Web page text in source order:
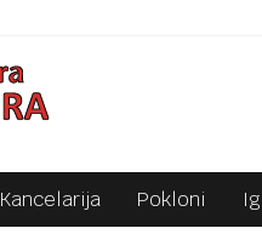
Kancelarija Pokloni